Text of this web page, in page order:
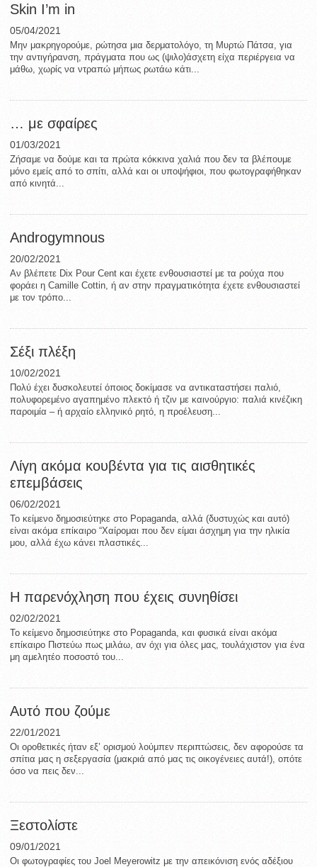
Skin I’m in
05/04/2021
Μην μακρηγορούμε, ρώτησα μια δερματολόγο, τη Μυρτώ Πάτσα, για
την αντιγήρανση, πράγματα που ως (ψιλο)άσχετη είχα περιέργεια να
μάθω, χωρίς να ντραπώ μήπως ρωτάω κάτι...
… με σφαίρες
01/03/2021
Ζήσαμε να δούμε και τα πρώτα κόκκινα χαλιά που δεν τα βλέπουμε
μόνο εμείς από το σπίτι, αλλά και οι υποψήφιοι, που φωτογραφήθηκαν
από κινητά...
Androgymnous
20/02/2021
Αν βλέπετε Dix Pour Cent και έχετε ενθουσιαστεί με τα ρούχα που
φοράει η Camille Cottin, ή αν στην πραγματικότητα έχετε ενθουσιαστεί
με τον τρόπο...
Σέξι πλέξη
10/02/2021
Πολύ έχει δυσκολευτεί όποιος δοκίμασε να αντικαταστήσει παλιό,
πολυφορεμένο αγαπημένο πλεκτό ή τζιν με καινούργιο: παλιά κινέζικη
παροιμία – ή αρχαίο ελληνικό ρητό, η προέλευση...
Λίγη ακόμα κουβέντα για τις αισθητικές
επεμβάσεις
06/02/2021
Το κείμενο δημοσιεύτηκε στο Popaganda, αλλά (δυστυχώς και αυτό)
είναι ακόμα επίκαιρο “Χαίρομαι που δεν είμαι άσχημη για την ηλικία
μου, αλλά έχω κάνει πλαστικές...
H παρενόχληση που έχεις συνηθίσει
02/02/2021
Το κείμενο δημοσιεύτηκε στο Popaganda, και φυσικά είναι ακόμα
επίκαιρο Πιστεύω πως μιλάω, αν όχι για όλες μας, τουλάχιστον για ένα
μη αμελητέο ποσοστό του...
Αυτό που ζούμε
22/01/2021
Oι οροθετικές ήταν εξ’ ορισμού λούμπεν περιπτώσεις, δεν αφορούσε τα
σπίτια μας η σεξεργασία (μακριά από μας τις οικογένειες αυτά!), οπότε
όσο να πεις δεν...
Ξεστολίστε
09/01/2021
Οι φωτογραφίες του Joel Meyerowitz με την απεικόνιση ενός αδέξιου